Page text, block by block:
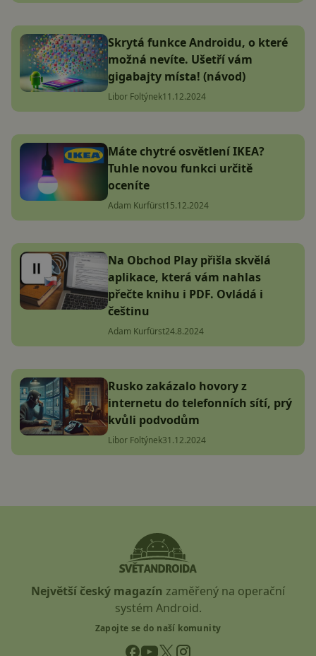
Skrytá funkce Androidu, o které
možná nevíte. Ušetří vám
gigabajty místa! (návod)
Libor Foltýnek11.12.2024
Máte chytré osvětlení IKEA?
Tuhle novou funkci určitě
oceníte
Adam Kurfürst15.12.2024
Na Obchod Play přišla skvělá
aplikace, která vám nahlas
přečte knihu i PDF. Ovládá i
češtinu
Adam Kurfürst24.8.2024
Rusko zakázalo hovory z
internetu do telefonních sítí, prý
kvůli podvodům
Libor Foltýnek31.12.2024
Největší český magazín zaměřený na operační
systém Android.
Zapojte se do naší komunity